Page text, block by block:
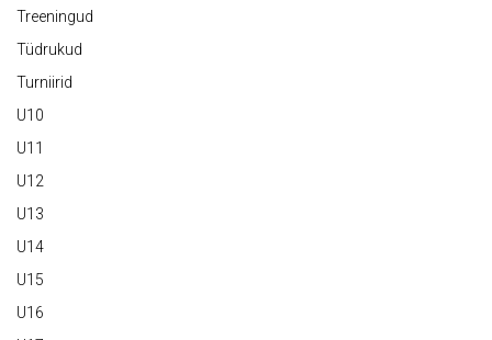
Treeningud
Tüdrukud
Turniirid
U10
U11
U12
U13
U14
U15
U16